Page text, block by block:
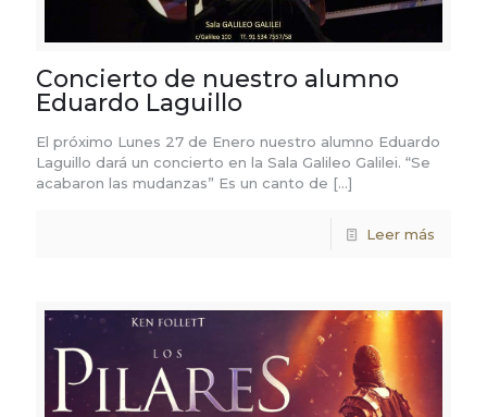
Concierto de nuestro alumno
Eduardo Laguillo
El próximo Lunes 27 de Enero nuestro alumno Eduardo
Laguillo dará un concierto en la Sala Galileo Galilei. “Se
acabaron las mudanzas” Es un canto de […]
Leer más